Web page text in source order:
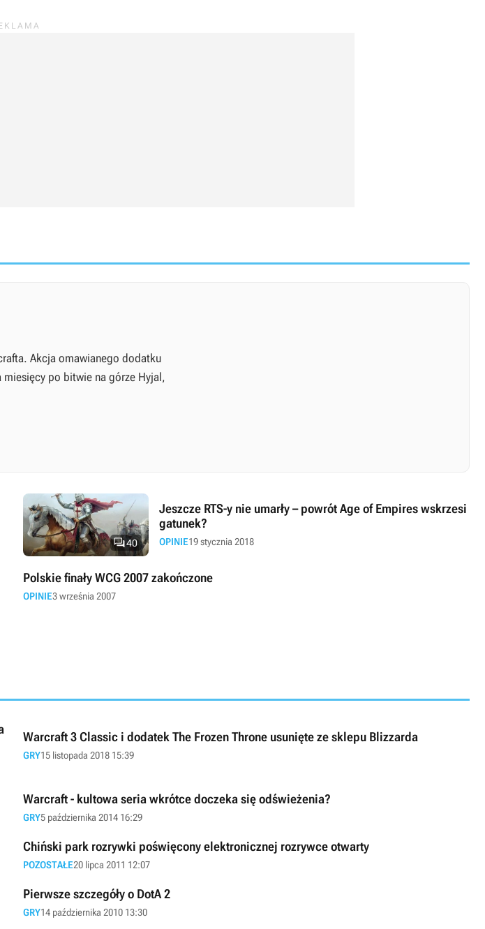
Akcja omawianego dodatku
miesięcy po bitwie na górze Hyjal,
40
Jeszcze RTS-y nie umarły – powrót Age of Empires wskrzesi
gatunek?
OPINIE19 stycznia 2018
Polskie finały WCG 2007 zakończone
OPINIE3 września 2007
Warcraft 3 Classic i dodatek The Frozen Throne usunięte ze sklepu Blizzarda
GRY15 listopada 2018 15:39
Warcraft - kultowa seria wkrótce doczeka się odświeżenia?
GRY5 października 2014 16:29
Chiński park rozrywki poświęcony elektronicznej rozrywce otwarty
POZOSTAŁE20 lipca 2011 12:07
Pierwsze szczegóły o DotA 2
GRY14 października 2010 13:30